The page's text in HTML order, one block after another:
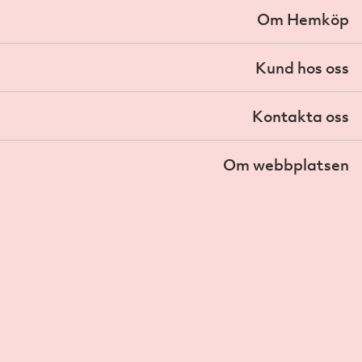
Om Hemköp
Kund hos oss
Kontakta oss
Om webbplatsen